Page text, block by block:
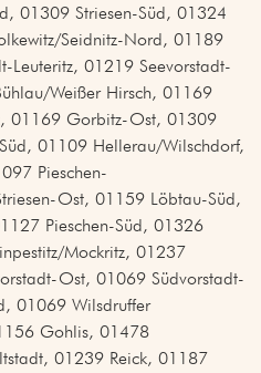
01309 Striesen-Süd, 01324
Seidnitz-Nord, 01189
Leuteritz, 01219 Seevorstadt-
Weißer Hirsch, 01169
01169 Gorbitz-Ost, 01309
01109 Hellerau/Wilschdorf,
Pieschen-
Ost, 01159 Löbtau-Süd,
Pieschen-Süd, 01326
Mockritz, 01237
Ost, 01069 Südvorstadt-
01069 Wilsdruffer
Gohlis, 01478
01239 Reick, 01187